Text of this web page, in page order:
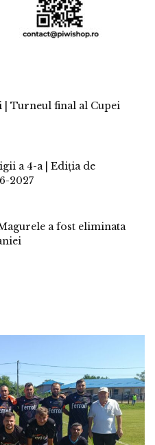
Turneul final al Cupei
a 4-a | Ediția de
2027
a fost eliminata